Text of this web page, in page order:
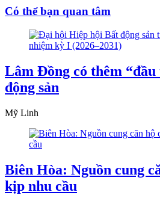
Có thể bạn quan tâm
Lâm Đồng có thêm “đầu
động sản
Mỹ Linh
Biên Hòa: Nguồn cung
kịp nhu cầu